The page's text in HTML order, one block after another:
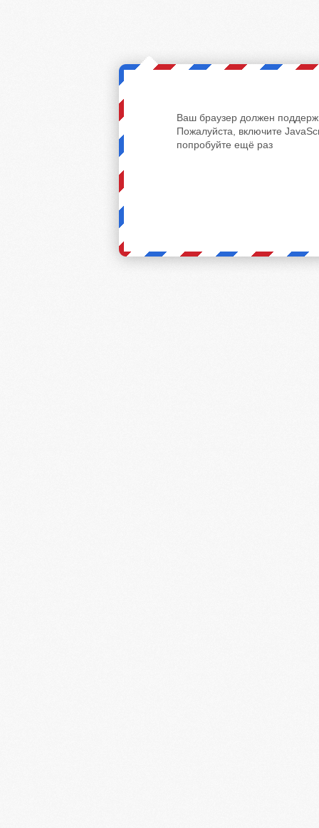
Ваш браузер должен
Пожалуйста, включите
попробуйте ещё раз